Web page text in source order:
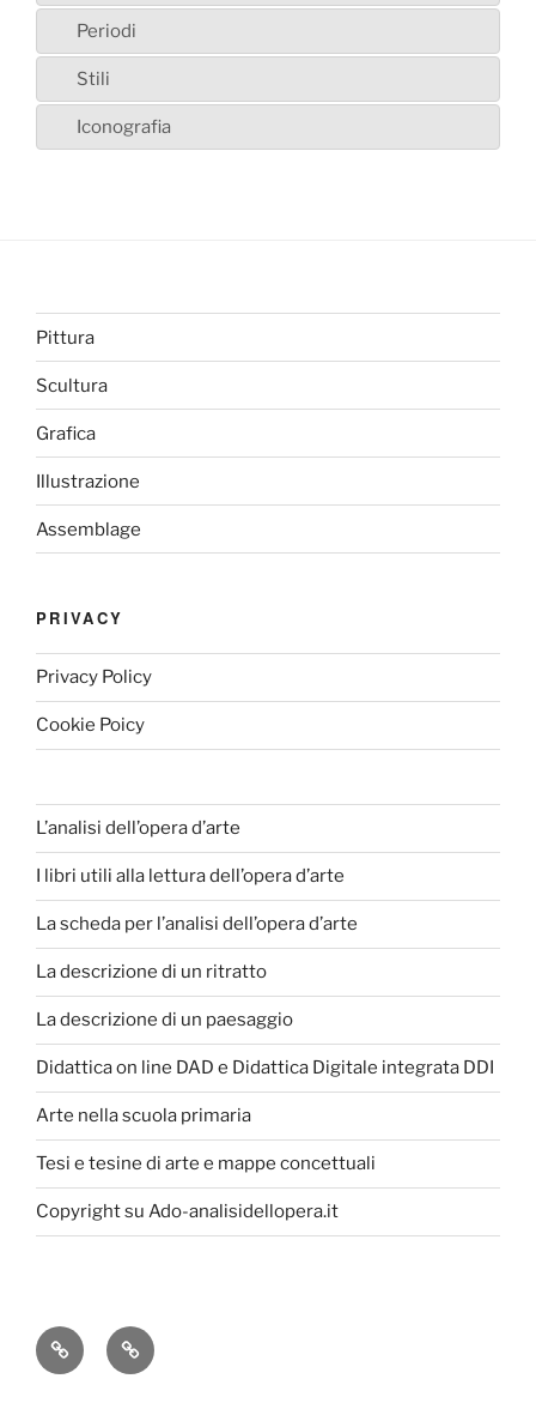
Periodi
Stili
Iconografia
Pittura
Scultura
Grafica
Illustrazione
Assemblage
PRIVACY
Privacy Policy
Cookie Poicy
L’analisi dell’opera d’arte
I libri utili alla lettura dell’opera d’arte
La scheda per l’analisi dell’opera d’arte
La descrizione di un ritratto
La descrizione di un paesaggio
Didattica on line DAD e Didattica Digitale integrata DDI
Arte nella scuola primaria
Tesi e tesine di arte e mappe concettuali
Copyright su Ado-analisidellopera.it
Privacy
Policy
Cookie
Poicy